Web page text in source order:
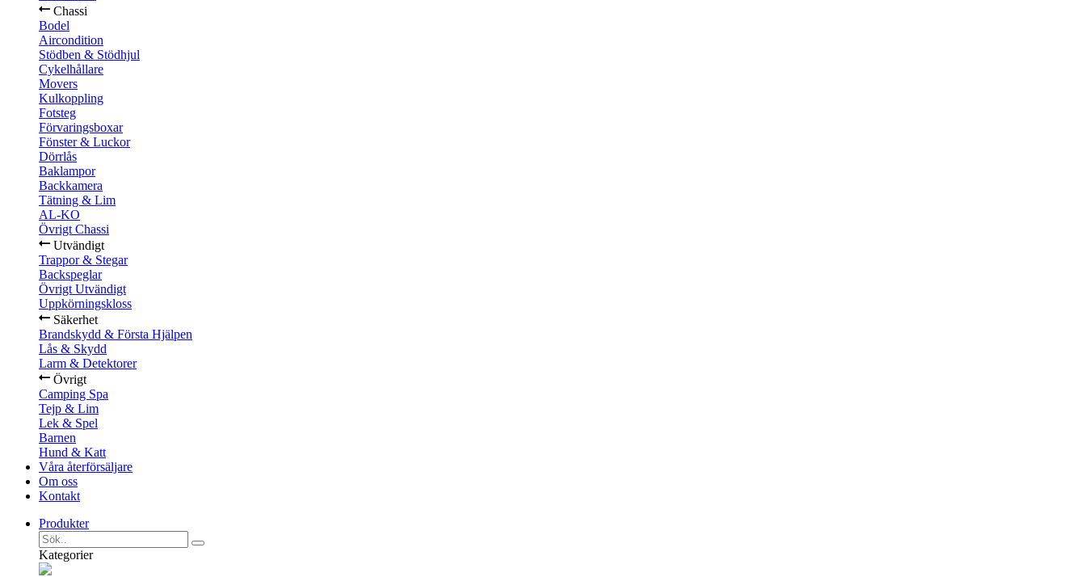
Chassi
Bodel
Aircondition
Stödben & Stödhjul
Cykelhållare
Movers
Kulkoppling
Fotsteg
Förvaringsboxar
Fönster & Luckor
Dörrlås
Baklampor
Backkamera
Tätning & Lim
AL-KO
Övrigt Chassi
Utvändigt
Trappor & Stegar
Backspeglar
Övrigt Utvändigt
Uppkörningskloss
Säkerhet
Brandskydd & Första Hjälpen
Lås & Skydd
Larm & Detektorer
Övrigt
Camping Spa
Tejp & Lim
Lek & Spel
Barnen
Hund & Katt
Våra återförsäljare
Om oss
Kontakt
Produkter
Kategorier